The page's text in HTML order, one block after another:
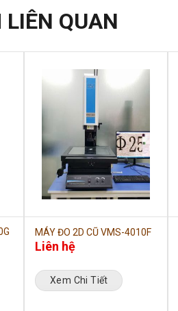
QUAN
MÁY ĐO 2D CŨ VMS-4010F
Liên hệ
Xem Chi Tiết